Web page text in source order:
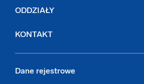
ODDZIAŁY
KONTAKT
Dane rejestrowe